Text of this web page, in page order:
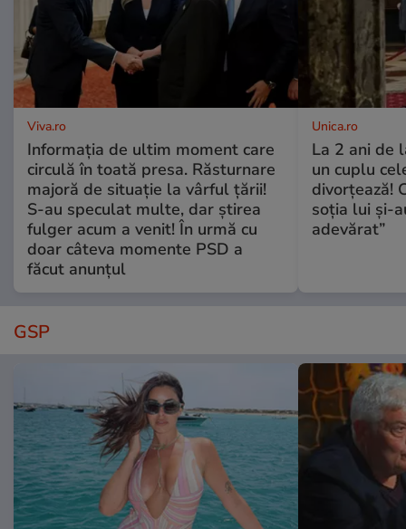
Viva.ro
Informația de ultim moment care
circulă în toată presa. Răsturnare
majoră de situație la vârful țării!
S-au speculat multe, dar știrea
fulger acum a venit! În urmă cu
doar câteva momente PSD a
făcut anunțul
Unica.ro
La 2 ani de
un cuplu
divorțează!
soția lui și-
adevărat”
GSP